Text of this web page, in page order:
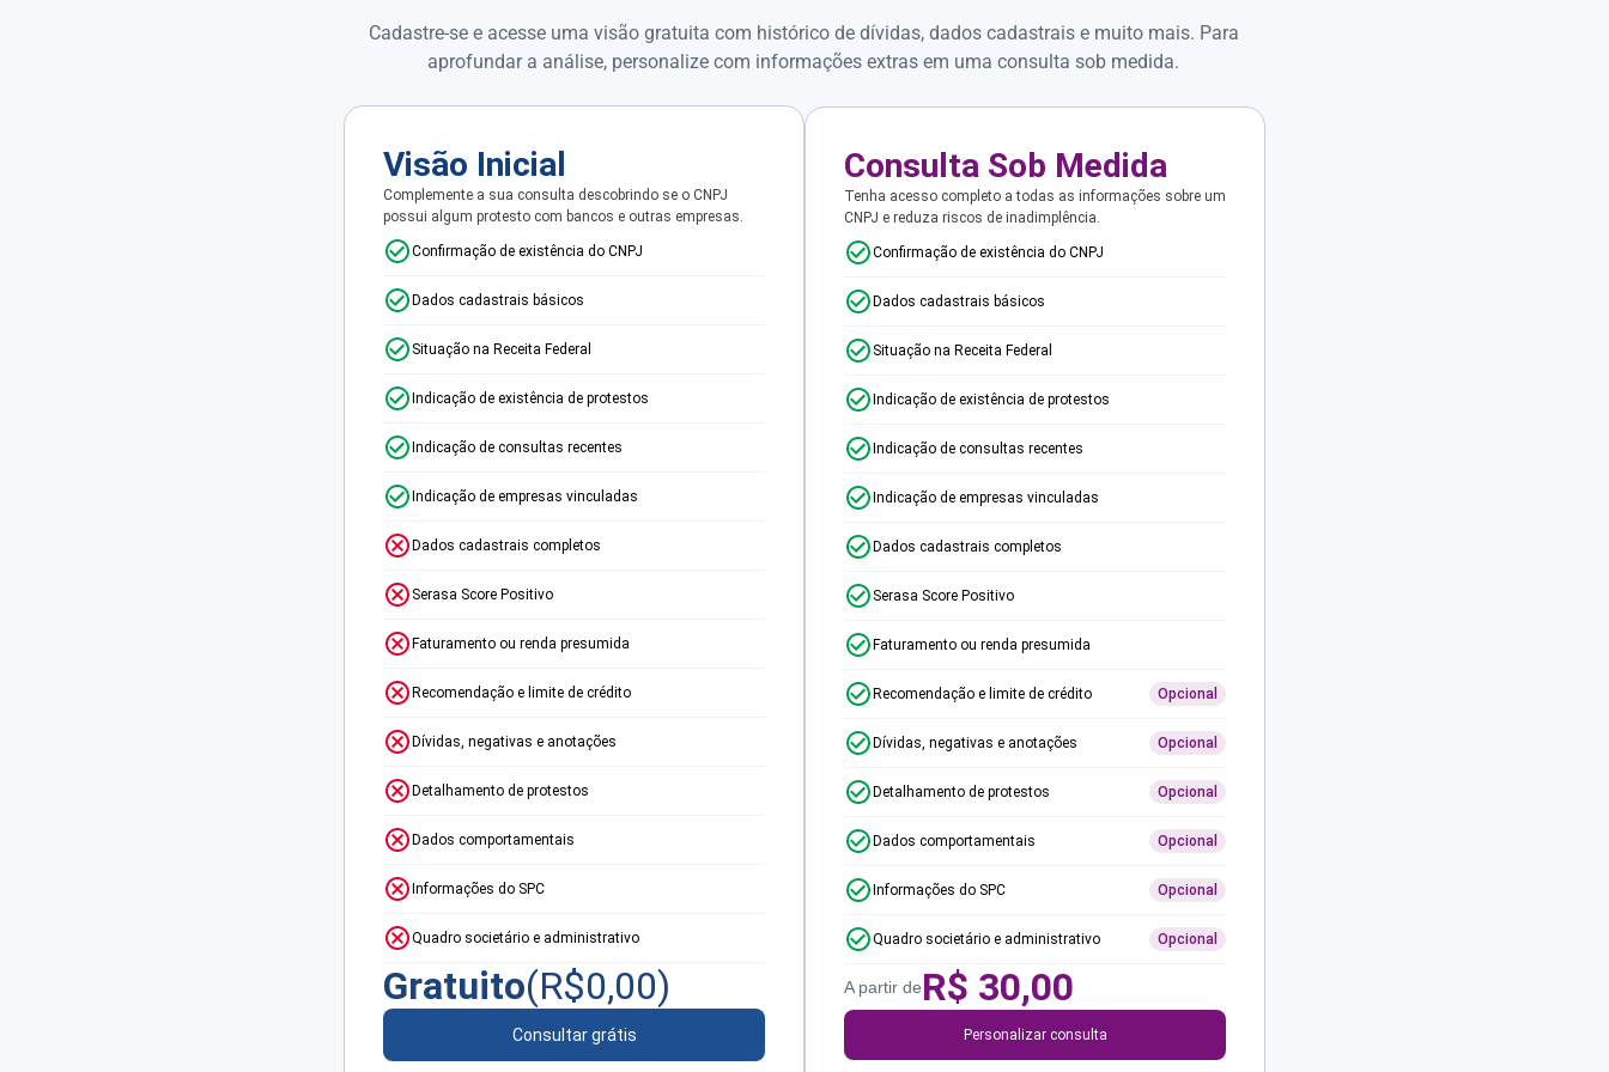
Cadastre-se e acesse uma visão gratuita com histórico de dívidas, dados cadastrais e muito mais. Para
aprofundar a análise, personalize com informações extras em uma consulta sob medida.
Visão Inicial
Complemente a sua consulta descobrindo se o CNPJ
possui algum protesto com bancos e outras empresas.
Confirmação de existência do CNPJ
Dados cadastrais básicos
Situação na Receita Federal
Indicação de existência de protestos
Indicação de consultas recentes
Indicação de empresas vinculadas
Dados cadastrais completos
Serasa Score Positivo
Faturamento ou renda presumida
Recomendação e limite de crédito
Dívidas, negativas e anotações
Detalhamento de protestos
Dados comportamentais
Informações do SPC
Quadro societário e administrativo
Gratuito(R$0,00)
Consultar grátis
Consulta Sob Medida
Tenha acesso completo a todas as informações sobre um
CNPJ e reduza riscos de inadimplência.
Confirmação de existência do CNPJ
Dados cadastrais básicos
Situação na Receita Federal
Indicação de existência de protestos
Indicação de consultas recentes
Indicação de empresas vinculadas
Dados cadastrais completos
Serasa Score Positivo
Faturamento ou renda presumida
Recomendação e limite de crédito Opcional
Dívidas, negativas e anotações Opcional
Detalhamento de protestos Opcional
Dados comportamentais Opcional
Informações do SPC Opcional
Quadro societário e administrativo Opcional
A partir deR$ 30,00
Personalizar consulta